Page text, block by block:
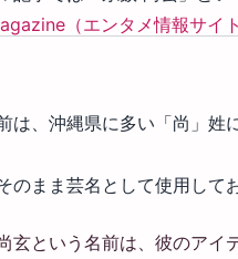
（エンタメ情報サイ
は、沖縄県に多い「尚」姓
のまま芸名として使用して
玄という名前は、彼のアイ